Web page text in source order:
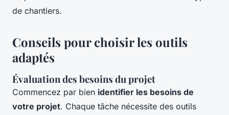
de chantiers.
Conseils pour choisir les outils
adaptés
Évaluation des besoins du projet
Commencez par bien identifier les besoins de
votre projet. Chaque tâche nécessite des outils